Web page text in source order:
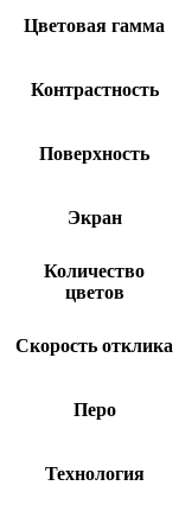
Цветовая гамма
Контрастность
Поверхность
Экран
Количество
цветов
Скорость отклика
Перо
Технология